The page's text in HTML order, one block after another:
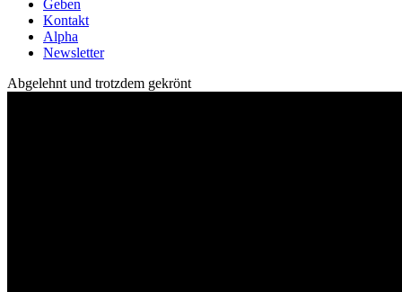
Geben
Kontakt
Alpha
Newsletter
Abgelehnt und trotzdem gekrönt